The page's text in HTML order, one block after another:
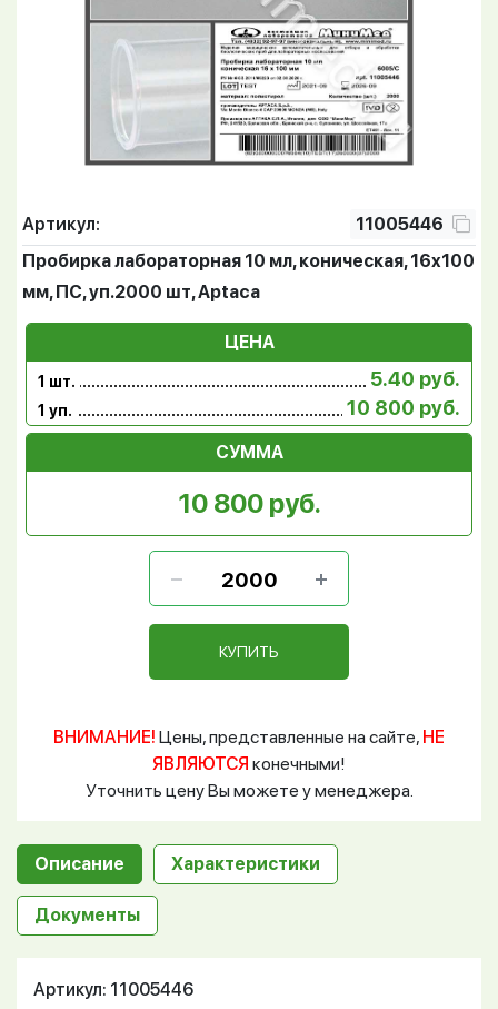
Артикул:
11005446
Пробирка лабораторная 10 мл, коническая, 16х100
мм, ПС, уп.2000 шт, Aptaca
ЦЕНА
1 шт. 5.40 руб.
1 уп. 10 800 руб.
СУММА
10 800 руб.
КУПИТЬ
ВНИМАНИЕ! Цены, представленные на сайте, НЕ
ЯВЛЯЮТСЯ конечными!
Уточнить цену Вы можете у менеджера.
Описание Характеристики
Документы
Артикул: 11005446